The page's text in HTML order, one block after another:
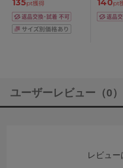
pt獲得 pt
ユーザーレビュー （0）
レビュー